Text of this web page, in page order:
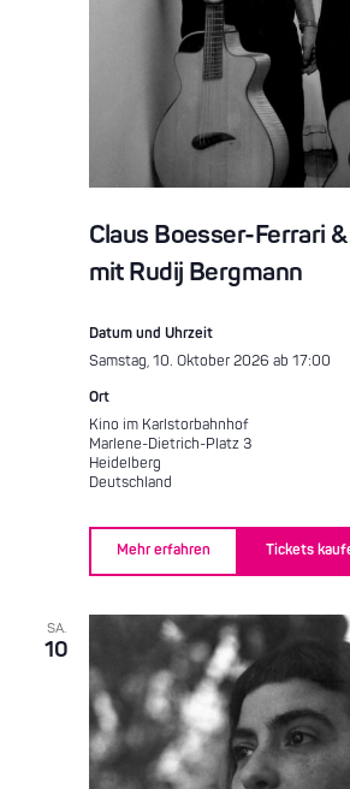
Claus Boesser-Ferrari
mit Rudij Bergmann
Datum und Uhrzeit
Samstag, 10. Oktober 2026 ab 17:00
Ort
Kino im Karlstorbahnhof
Marlene-Dietrich-Platz 3
Heidelberg
Deutschland
Mehr erfahren Tickets
SA.
10